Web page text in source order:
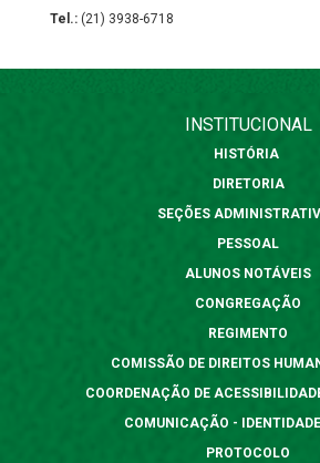
Tel.: (21) 3938-6718
INSTITUCIONAL
HISTÓRIA
DIRETORIA
SEÇÕES
PESSOAL
ALUNOS NOTÁVEIS
CONGREGAÇÃO
REGIMENTO
COMISSÃO DE DIREITOS
COORDENAÇÃO DE
COMUNICAÇÃO -
PROTOCOLO